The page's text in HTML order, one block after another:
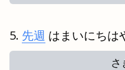
先週 はまいにちは
さ